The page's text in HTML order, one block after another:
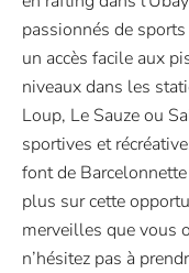
passionnés de
un accès facile aux
niveaux dans les
Loup, Le Sauze ou
sportives et
font de
plus sur cette
merveilles que vous
n’hésitez pas à